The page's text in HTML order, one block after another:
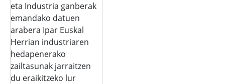
eta Industria ganberak
emandako datuen
arabera Ipar Euskal
Herrian industriaren
hedapenerako
zailtasunak jarraitzen
du eraikitzeko lur